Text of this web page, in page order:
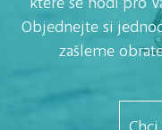
Objednejte si
zašleme